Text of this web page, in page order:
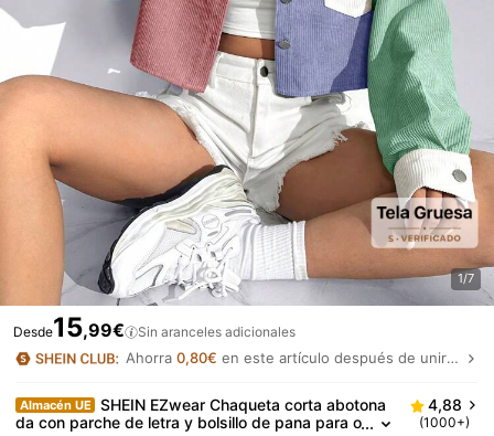
1/7
Desde15,99€ Sin aranceles adicionales
Ahorra 0,80€ en este artículo después de unirte.
Almacén UE
SHEIN EZwear Chaqueta corta abotona
da con parche de letra y bolsillo de pana para o
4,88
(1000+)